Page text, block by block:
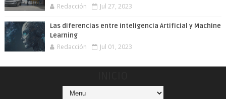
Redacción Jul 27, 2023
Las diferencias entre Inteligencia Artificial y Machine
Learning
Redacción Jul 01, 2023